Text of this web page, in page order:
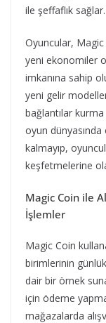
ile şeffaflık sağlar.
Oyuncular, Magic
yeni ekonomiler
imkanına sahip
yeni gelir
bağlantılar kurma
oyun
kalmayıp,
keşfetmelerine
Magic Coin ile
İşlemler
Magic Coin
birimlerinin
dair bir örnek
için ödeme
mağazalarda